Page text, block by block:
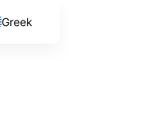
Greek